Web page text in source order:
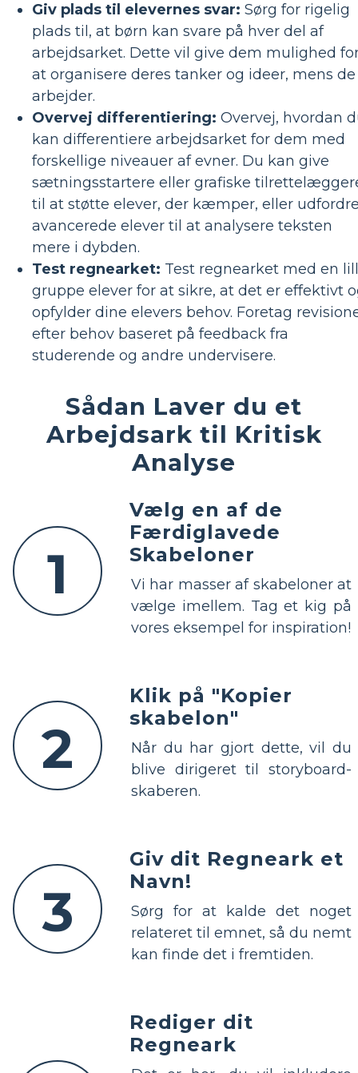
Giv plads til elevernes svar: Sørg for rigelig
plads til, at børn kan svare på hver del af
arbejdsarket. Dette vil give dem mulighed
at organisere deres tanker og ideer, mens de
arbejder.
Overvej differentiering: Overvej, hvordan
kan differentiere arbejdsarket for dem med
forskellige niveauer af evner. Du kan give
sætningsstartere eller grafiske
til at støtte elever, der kæmper, eller
avancerede elever til at analysere teksten
mere i dybden.
Test regnearket: Test regnearket med en
gruppe elever for at sikre, at det er effektivt
opfylder dine elevers behov. Foretag
efter behov baseret på feedback fra
studerende og andre undervisere.
Sådan Laver du et
Arbejdsark til Kritisk
Analyse
1
Vælg en af de
Færdiglavede
Skabeloner
Vi har masser af skabeloner at
vælge imellem. Tag et kig på
vores eksempel for inspiration!
2
Klik på "Kopier
skabelon"
Når du har gjort dette, vil du
blive dirigeret til storyboard-
skaberen.
3
Giv dit Regneark et
Navn!
Sørg for at kalde det noget
relateret til emnet, så du nemt
kan finde det i fremtiden.
Rediger dit
Regneark